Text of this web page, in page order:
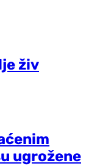
živ
ugrožene